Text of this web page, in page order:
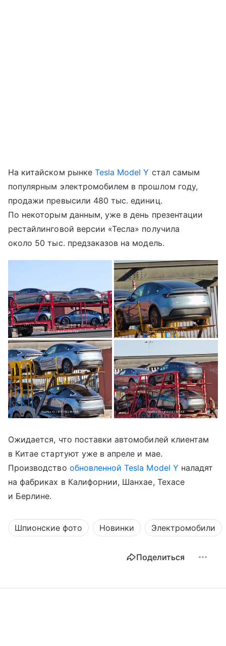
На китайском рынке Tesla Model Y стал самым
популярным электромобилем в прошлом году,
продажи превысили 480 тыс. единиц.
По некоторым данным, уже в день презентации
рестайлинговой версии «Тесла» получила
около 50 тыс. предзаказов на модель.
Ожидается, что поставки автомобилей клиентам
в Китае стартуют уже в апреле и мае.
Производство обновленной Tesla Model Y наладят
на фабриках в Калифорнии, Шанхае, Техасе
и Берлине.
Шпионские фото Новинки Электромобили
Поделиться